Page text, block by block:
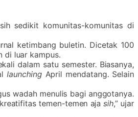
sedikit komunitas-komunitas di
ketimbang buletin. Dicetak 100
di luar kampus.
dalam satu semester. Biasanya,
launching April mendatang. Selain
wadah menulis bagi anggotanya.
temen-temen ajasih,” ujar